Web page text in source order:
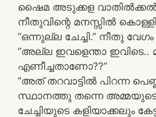
ഷൈമ അടുക്കള
നീതുവിന്റെ മനസ്സിൽ
“ഒന്നുല്ല ചേച്ചി.” നീതു
“അല്ല ഇവളെന്താ ഇവിടെ..
എണീച്ചതാണോ??”
“അത് തറവാട്ടിൽ പിറന്ന
സ്ഥാനത്തു തന്നെ അമ്മയുടെ
ചേച്ചിയുടെ കളിയാക്കലും